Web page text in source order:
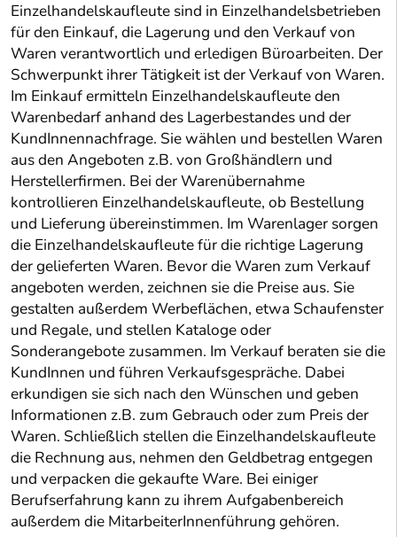
Einzelhandelskaufleute sind in Einzelhandelsbetrieben
für den Einkauf, die Lagerung und den Verkauf von
Waren verantwortlich und erledigen Büroarbeiten. Der
Schwerpunkt ihrer Tätigkeit ist der Verkauf von Waren.
Im Einkauf ermitteln Einzelhandelskaufleute den
Warenbedarf anhand des Lagerbestandes und der
KundInnennachfrage. Sie wählen und bestellen Waren
aus den Angeboten z.B. von Großhändlern und
Herstellerfirmen. Bei der Warenübernahme
kontrollieren Einzelhandelskaufleute, ob Bestellung
und Lieferung übereinstimmen. Im Warenlager sorgen
die Einzelhandelskaufleute für die richtige Lagerung
der gelieferten Waren. Bevor die Waren zum Verkauf
angeboten werden, zeichnen sie die Preise aus. Sie
gestalten außerdem Werbeflächen, etwa Schaufenster
und Regale, und stellen Kataloge oder
Sonderangebote zusammen. Im Verkauf beraten sie die
KundInnen und führen Verkaufsgespräche. Dabei
erkundigen sie sich nach den Wünschen und geben
Informationen z.B. zum Gebrauch oder zum Preis der
Waren. Schließlich stellen die Einzelhandelskaufleute
die Rechnung aus, nehmen den Geldbetrag entgegen
und verpacken die gekaufte Ware. Bei einiger
Berufserfahrung kann zu ihrem Aufgabenbereich
außerdem die MitarbeiterInnenführung gehören.